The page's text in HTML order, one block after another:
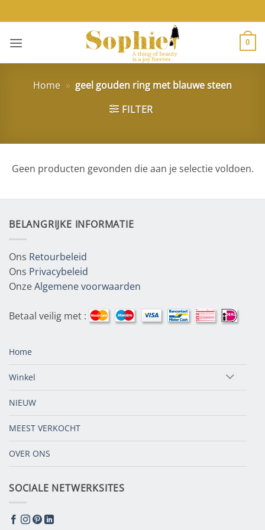
naar
inhoud
0
Home » geel gouden ring met blauwe steen
FILTER
Geen producten gevonden die aan je selectie voldoen.
BELANGRIJKE INFORMATIE
Ons Retourbeleid
Ons Privacybeleid
OnzeAlgemene voorwaarden
Betaal veilig met :
Home
Winkel
NIEUW
MEEST VERKOCHT
OVER ONS
SOCIALE NETWERKSITES